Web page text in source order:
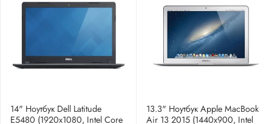
14" Ноутбук Dell Latitude
E5480 (1920х1080, Intel Core
13.3" Ноутбук Apple MacBook
Air 13 2015 (1440x900, Intel